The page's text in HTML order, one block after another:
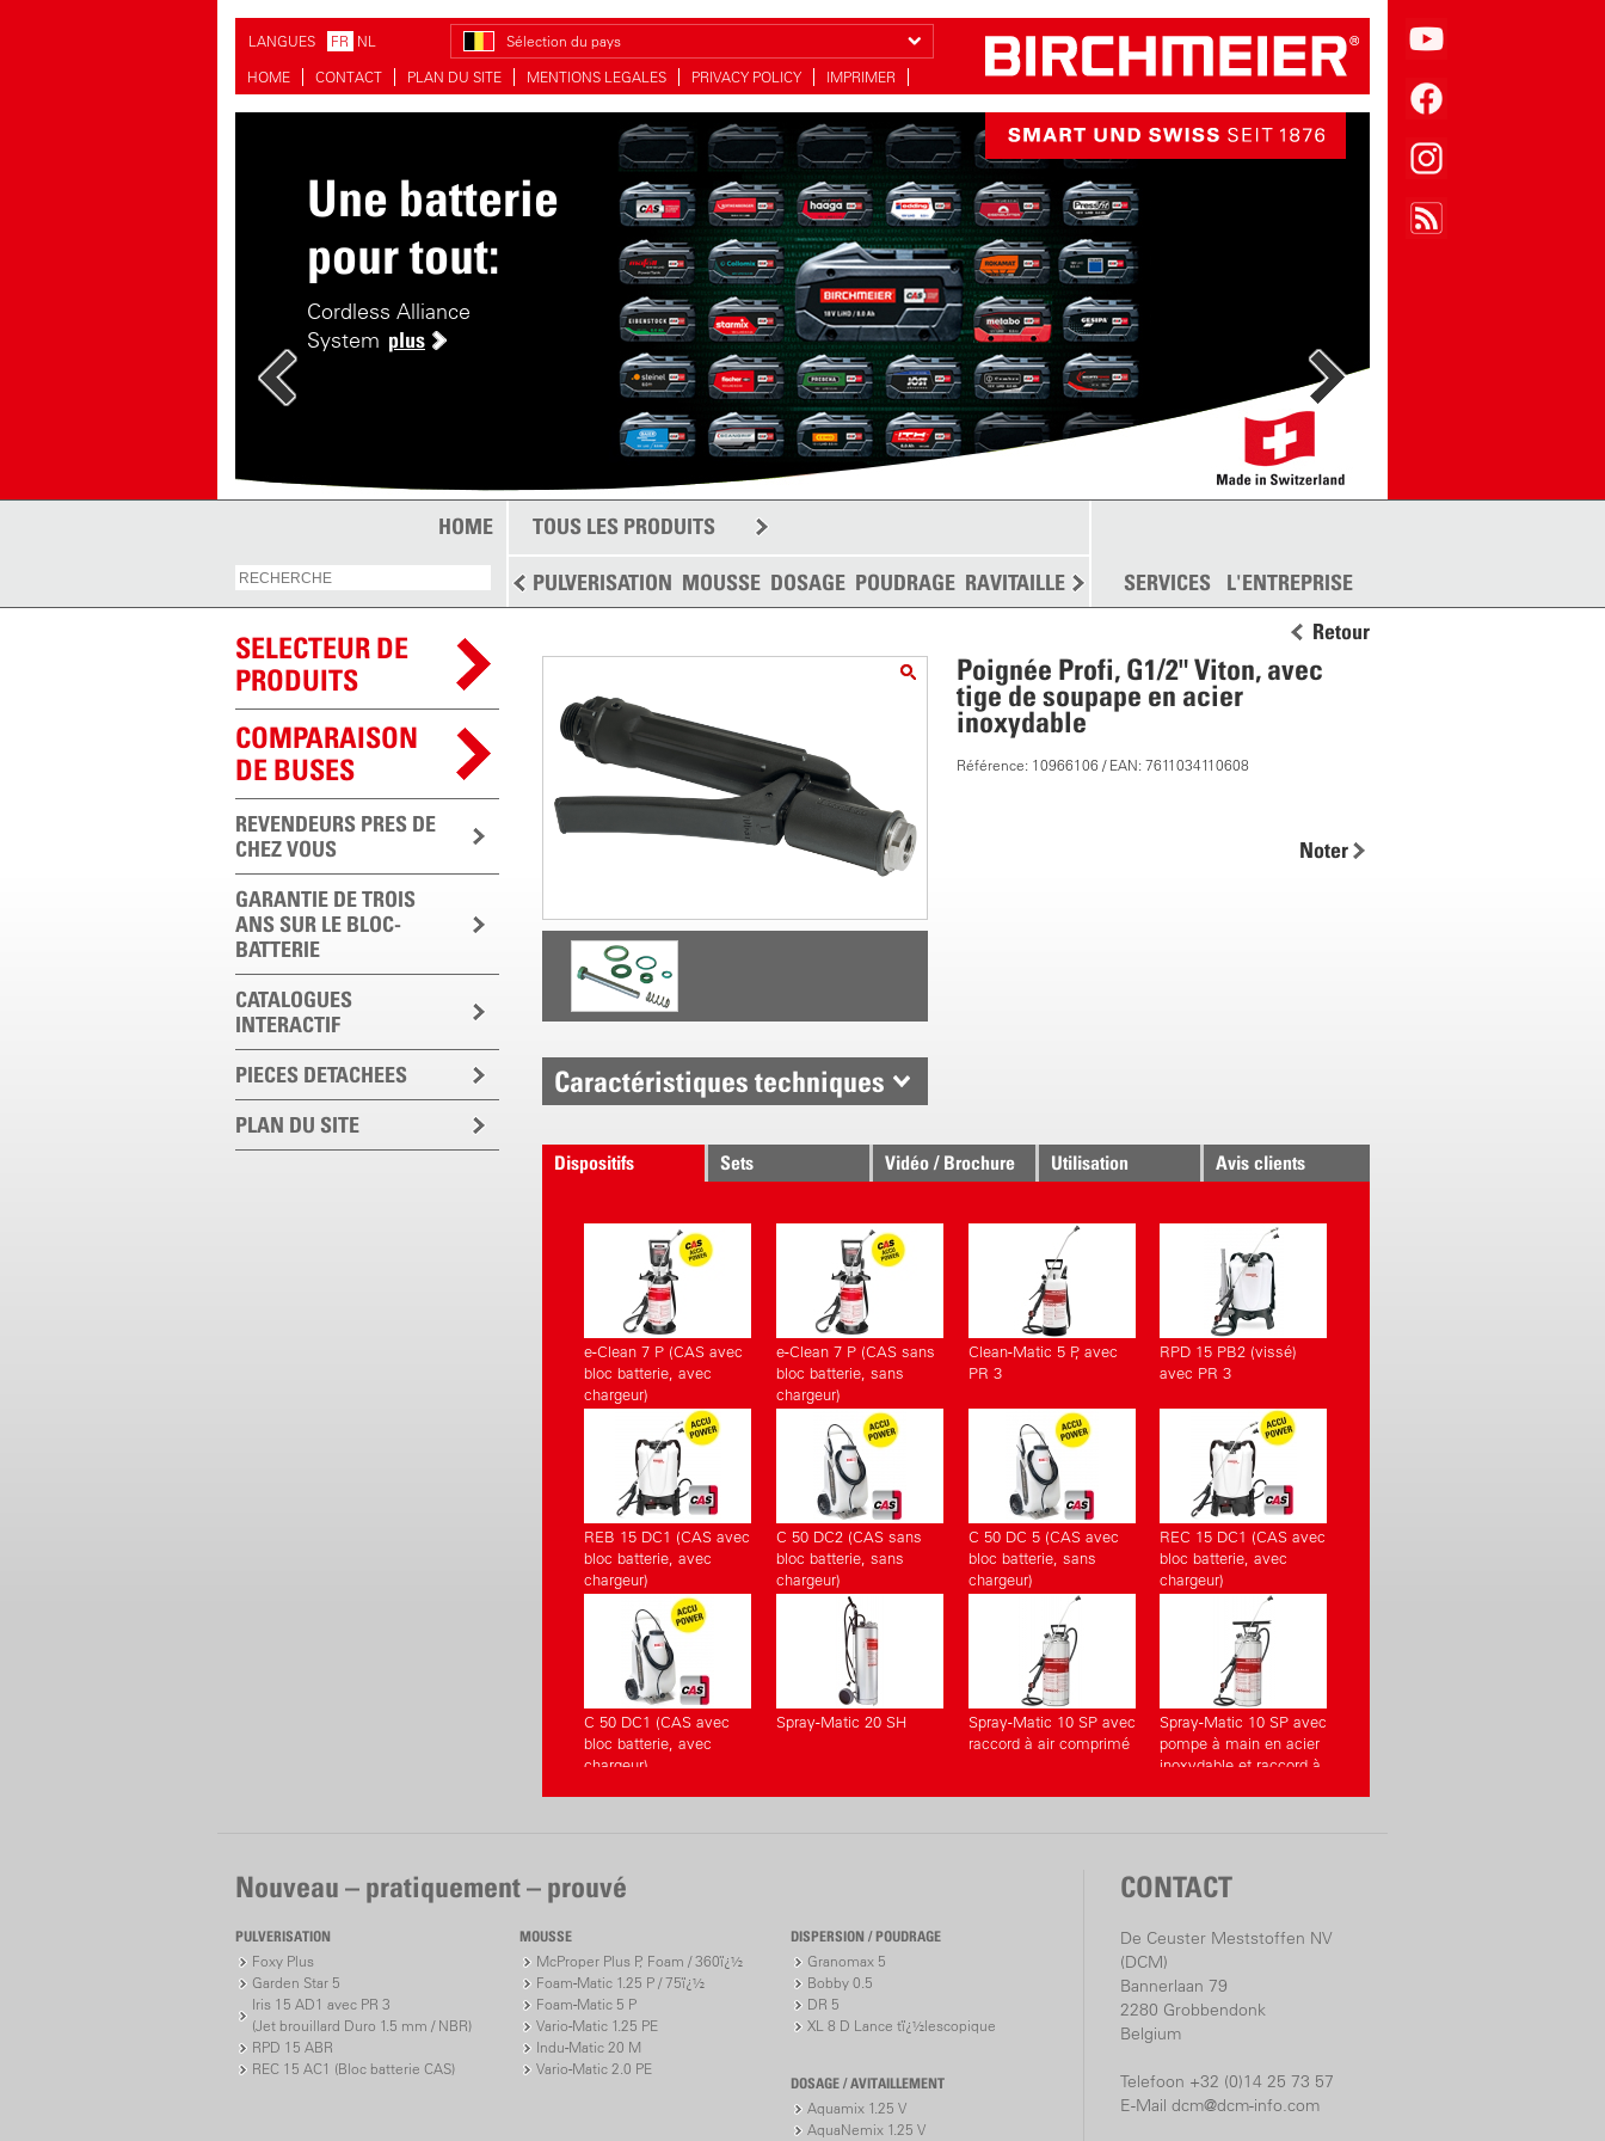
LANGUES FR NL
Sélection du pays
HOME
CONTACT PLAN DU SITE MENTIONS LEGALES PRIVACY POLICY IMPRIMER
Une batterie
pour tout:
Cordless Alliance
System plus
HOME TOUS LES PRODUITS
PULVERISATION MOUSSE DOSAGE POUDRAGE RAVITAILLEMENT DISPERSION PLUS
SERVICES L'ENTREPRISE
SELECTEUR DE
PRODUITS
COMPARAISON
DE BUSES
REVENDEURS PRES DE
CHEZ VOUS
GARANTIE DE TROIS
ANS SUR LE BLOC-
BATTERIE
CATALOGUES
INTERACTIF
PIECES DETACHEES
PLAN DU SITE
Retour
Poignée Profi, G1/2" Viton, avec
tige de soupape en acier
inoxydable
Référence: 10966106 / EAN: 7611034110608
Noter
Caractéristiques techniques
Dispositifs
Sets Vidéo / Brochure Utilisation Avis clients
e-Clean 7 P (CAS avec
bloc batterie, avec
chargeur)
e-Clean 7 P (CAS sans
bloc batterie, sans
chargeur)
Clean-Matic 5 P, avec
PR 3
RPD 15 PB2 (vissé)
avec PR 3
REB 15 DC1 (CAS avec
bloc batterie, avec
chargeur)
C 50 DC2 (CAS sans
bloc batterie, sans
chargeur)
C 50 DC 5 (CAS avec
bloc batterie, sans
chargeur)
REC 15 DC1 (CAS avec
bloc batterie, avec
chargeur)
C 50 DC1 (CAS avec
bloc batterie, avec
chargeur)
Spray-Matic 20 SH
Spray-Matic 10 SP avec
raccord à air comprimé
Spray-Matic 10 SP avec
pompe à main en acier
inoxydable et raccord à
Nouveau – pratiquement – prouvé
PULVERISATION
Foxy Plus
Garden Star 5
Iris 15 AD1 avec PR 3
(Jet brouillard Duro 1.5 mm / NBR)
RPD 15 ABR
REC 15 AC1 (Bloc batterie CAS)
MOUSSE
McProper Plus P, Foam / 360ï¿½
Foam-Matic 1.25 P / 75ï¿½
Foam-Matic 5 P
Vario-Matic 1.25 PE
Indu-Matic 20 M
Vario-Matic 2.0 PE
DISPERSION / POUDRAGE
Granomax 5
Bobby 0.5
DR 5
XL 8 D Lance tï¿½lescopique
DOSAGE / AVITAILLEMENT
Aquamix 1.25 V
AquaNemix 1.25 V
CONTACT
De Ceuster Meststoffen NV
(DCM)
Bannerlaan 79
2280 Grobbendonk
Belgium
Telefoon +32 (0)14 25 73 57
E-Mail dcm@dcm-info.com